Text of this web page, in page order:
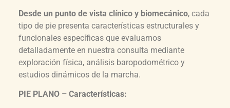
Desde un punto de vista clínico y biomecánico, cada
tipo de pie presenta características estructurales y
funcionales específicas que evaluamos
detalladamente en nuestra consulta mediante
exploración física, análisis baropodométrico y
estudios dinámicos de la marcha.
PIE PLANO – Características: